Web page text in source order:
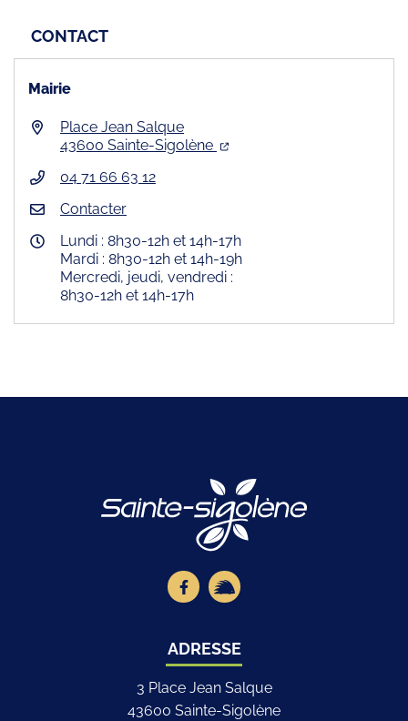
CONTACT
Mairie
Place Jean Salque
43600 Sainte-Sigolène
04 71 66 63 12
Contacter
Lundi : 8h30-12h et 14h-17h
Mardi : 8h30-12h et 14h-19h
Mercredi, jeudi, vendredi :
8h30-12h et 14h-17h
Lien vers le compte Facebook
Lien vers la page illiwap
ADRESSE
3 Place Jean Salque
43600 Sainte-Sigolène